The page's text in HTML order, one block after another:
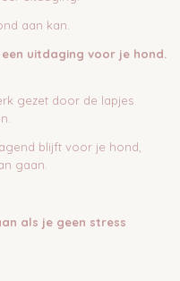
aan kan.
uitdaging voor je hond.
gezet door de lapjes
blijft voor je hond,
gaan.
als je geen stress